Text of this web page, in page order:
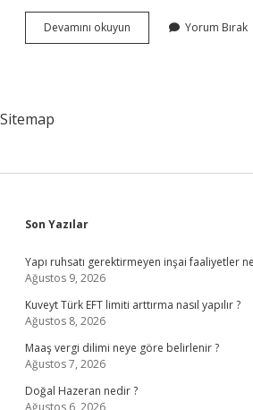
Devamını okuyun Alkolsüz
Islak
Yorum Bırak
Sitemap
Sidebar
Son Yazılar
Yapı ruhsatı gerektirmeyen inşai faaliyetler
Ağustos 9, 2026
Kuveyt Türk EFT limiti arttırma nasıl yapılır ?
Ağustos 8, 2026
Maaş vergi dilimi neye göre belirlenir ?
Ağustos 7, 2026
Doğal Hazeran nedir ?
Ağustos 6, 2026